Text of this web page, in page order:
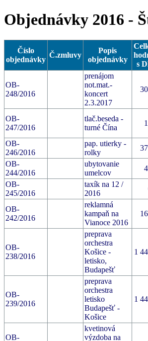
Objednávky 2016 -
Číslo
objednávky
Č.zmluvy
Popis
objednávky
s
OB-
248/2016
prenájom
not.mat.-
koncert
2.3.2017
OB-
247/2016
tlač.beseda -
turné Čína
OB-
246/2016
pap. utierky -
rolky
OB-
244/2016
ubytovanie
umelcov
OB-
245/2016
taxík na 12 /
2016
OB-
242/2016
reklamná
kampaň na
Vianoce 2016
OB-
238/2016
preprava
orchestra
Košice -
letisko,
Budapešť
1
OB-
239/2016
preprava
orchestra
letisko
Budapešť -
Košice
1
OB-
kvetinová
výzdoba na